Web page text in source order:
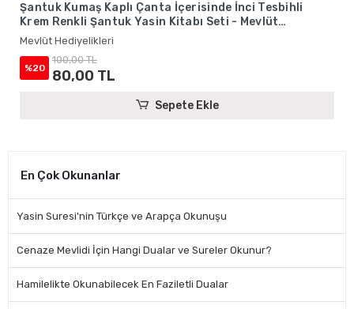
Şantuk Kumaş Kaplı Çanta İçerisinde İnci Tesbihli
Krem Renkli Şantuk Yasin Kitabı Seti - Mevlüt
Hediyelikleri
Mevlüt Hediyelikleri
%20
100,00 TL
80,00 TL
Sepete Ekle
En Çok Okunanlar
Yasin Suresi'nin Türkçe ve Arapça Okunuşu
Cenaze Mevlidi İçin Hangi Dualar ve Sureler Okunur?
Hamilelikte Okunabilecek En Faziletli Dualar